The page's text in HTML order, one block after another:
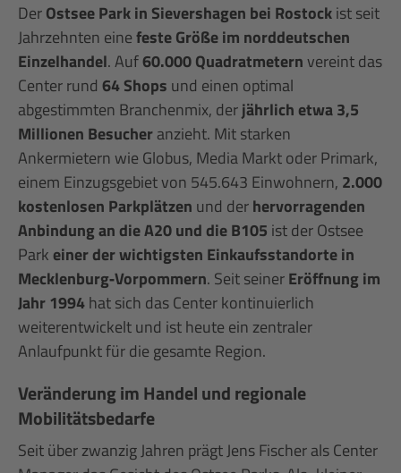
DerOstsee Park in Sievershagen bei Rostockist seit
Jahrzehnten einefeste Größe im norddeutschen
Einzelhandel. Auf60.000 Quadratmeternvereint das
Center rund 64 Shops und einen optimal
abgestimmten Branchenmix, derjährlich etwa 3,5
Millionen Besucheranzieht. Mit starken
Ankermietern wie Globus, Media Markt oder Primark,
einem Einzugsgebiet von 545.643 Einwohnern, 2.000
kostenlosen Parkplätzen und derhervorragenden
Anbindung an die A20 und die B105 ist der Ostsee
Parkeiner der wichtigsten Einkaufsstandorte in
Mecklenburg‑Vorpommern. Seit seinerEröffnung im
Jahr 1994hat sich das Center kontinuierlich
weiterentwickelt und ist heute ein zentraler
Anlaufpunkt für die gesamte Region.
Veränderung im Handel und regionale
Mobilitätsbedarfe
Seit über zwanzig Jahren prägt Jens Fischer als Center